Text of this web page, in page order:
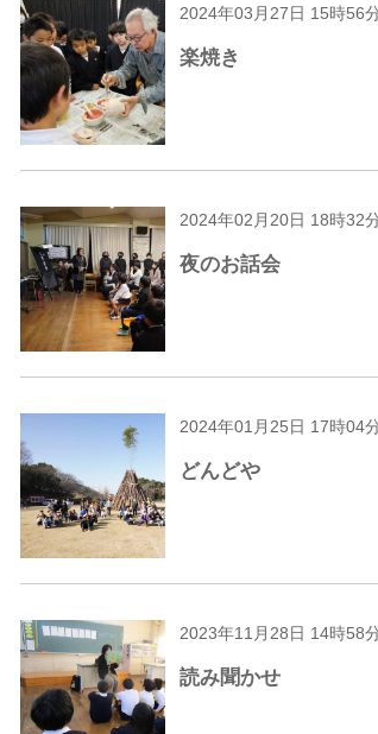
2024年03月27日 15時56
楽焼き
2024年02月20日 18時32
夜のお話会
2024年01月25日 17時04
どんどや
2023年11月28日 14時58
読み聞かせ